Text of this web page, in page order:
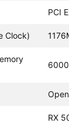
PCI
Clock)
RX